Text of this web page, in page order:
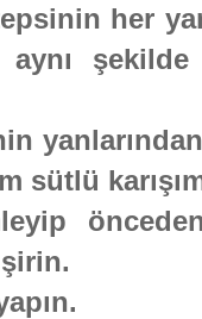
her
şekilde
sütlü